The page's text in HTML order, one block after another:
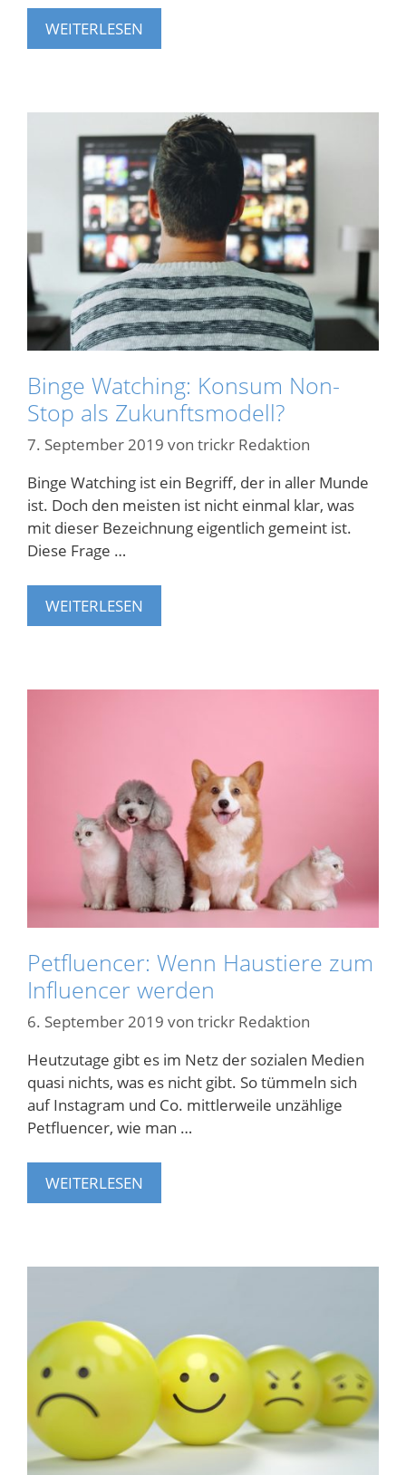
WEITERLESEN
Binge Watching: Konsum Non-
Stop als Zukunftsmodell?
7. September 2019 von trickr Redaktion
Binge Watching ist ein Begriff, der in aller Munde
ist. Doch den meisten ist nicht einmal klar, was
mit dieser Bezeichnung eigentlich gemeint ist.
Diese Frage …
WEITERLESEN
Petfluencer: Wenn Haustiere zum
Influencer werden
6. September 2019 von trickr Redaktion
Heutzutage gibt es im Netz der sozialen Medien
quasi nichts, was es nicht gibt. So tümmeln sich
auf Instagram und Co. mittlerweile unzählige
Petfluencer, wie man …
WEITERLESEN